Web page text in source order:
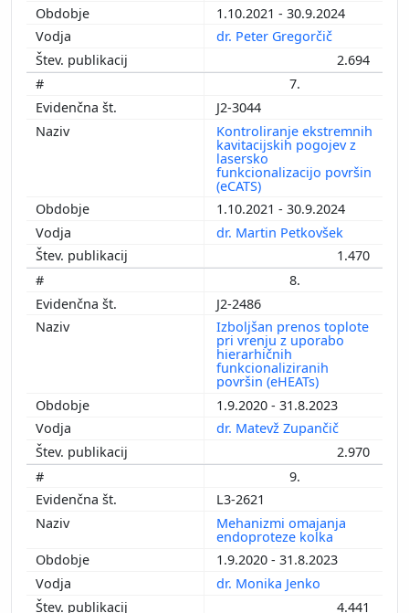
1.10.2021 - 30.9.2024
dr. Peter Gregorčič
2.694
7.
J2-3044
Kontroliranje ekstremnih
kavitacijskih pogojev z
lasersko
funkcionalizacijo površin
(eCATS)
1.10.2021 - 30.9.2024
dr. Martin Petkovšek
1.470
8.
J2-2486
Izboljšan prenos toplote
pri vrenju z uporabo
hierarhičnih
funkcionaliziranih
površin (eHEATs)
1.9.2020 - 31.8.2023
dr. Matevž Zupančič
2.970
9.
L3-2621
Mehanizmi omajanja
endoproteze kolka
1.9.2020 - 31.8.2023
dr. Monika Jenko
4.441